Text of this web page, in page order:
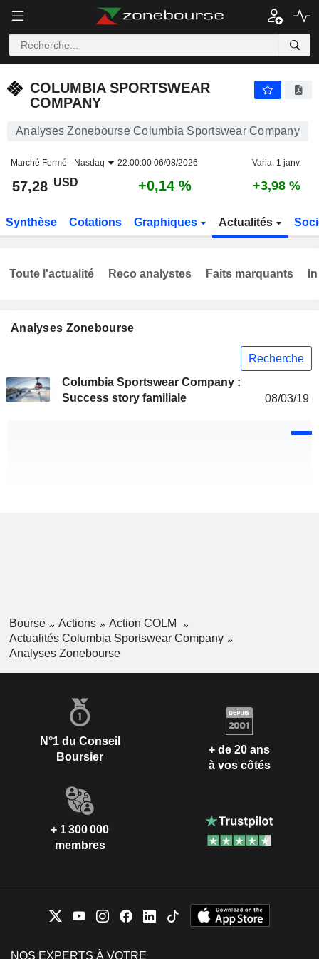
COLUMBIA SPORTSWEAR
COMPANY
Analyses Zonebourse Columbia Sportswear Company
Marché Fermé - Nasdaq 22:00:00 06/08/2026 Varia. 1 janv.
57,28 USD +0,14 % +3,98 %
Synthèse Cotations Graphiques Actualités
Analyses Zonebourse
Recherche
Columbia Sportswear Company :
Success story familiale
08/03/19
Toute l'actualité Reco analystes Faits marquants
Bourse Actions
Action COLM
Actualités Columbia Sportswear Company
Analyses Zonebourse
N°1 du Conseil
Boursier
+ de 20 ans
à vos côtés
+ 1 300 000
membres
NOS EXPERTS À VOTRE